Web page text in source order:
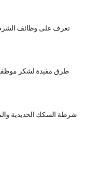
تعرف على وظائف
5 طرق مفيدة لشكر
شرطة السكك الحديدية